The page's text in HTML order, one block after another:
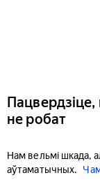
не робат
Нам вельмі шкада,
аўтаматычных.